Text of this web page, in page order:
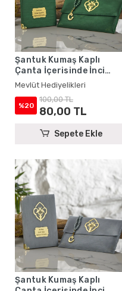
Şantuk Kumaş Kaplı
Çanta İçerisinde İnci
Tesbihli Zümrüt Renkli
Şantuk Yasin Kitabı Seti -
Mevlüt Hediyelikleri
Mevlüt Hediyelikleri
%20
100,00 TL
80,00 TL
Sepete Ekle
Şantuk Kumaş Kaplı